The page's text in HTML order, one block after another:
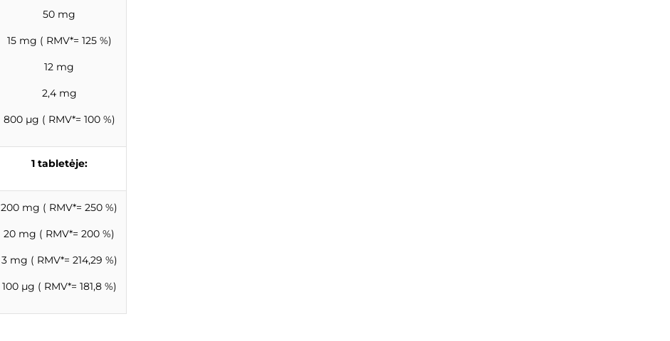
50 mg
15 mg ( RMV*= 125 %)
12 mg
2,4 mg
800 µg ( RMV*= 100 %)
1 tabletėje:
200 mg ( RMV*= 250 %)
20 mg ( RMV*= 200 %)
3 mg ( RMV*= 214,29 %)
100 µg ( RMV*= 181,8 %)